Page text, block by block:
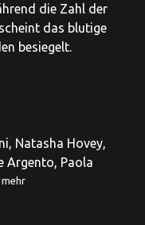
die Zahl der
das blutige
besiegelt.
Natasha Hovey,
Argento, Paola
mehr